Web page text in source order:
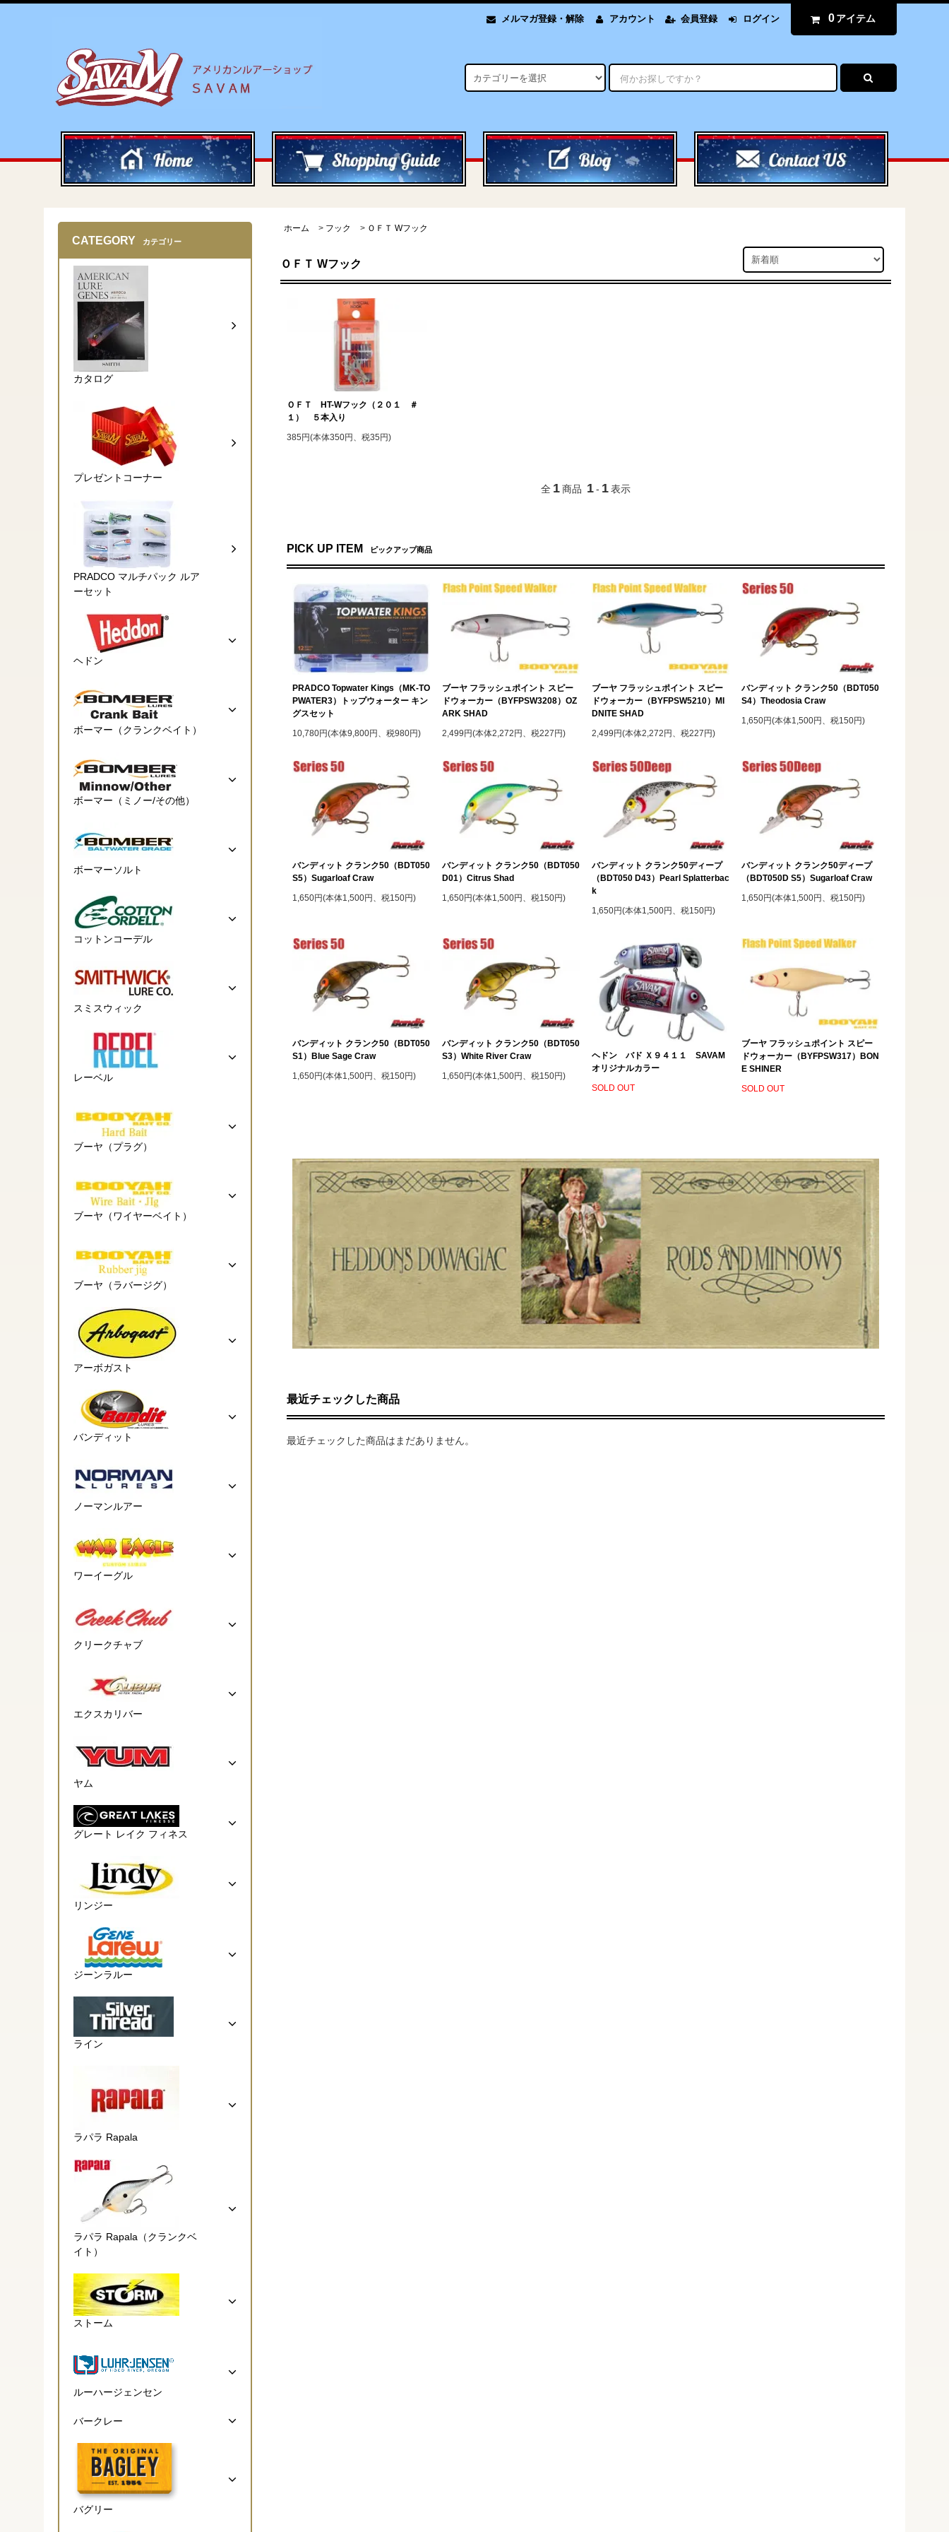
メルマガ登録・解除 アカウント 会員登録 ログイン 0 アイテム
ホーム > フック > ＯＦＴ Wフック
ＯＦＴ Wフック
ＯＦＴ HT-Wフック（２０１ ＃
１） ５本入り
385円(本体350円、税35円)
全 1商品 1- 1表示
PICK UP ITEM ピックアップ商品
PRADCO Topwater Kings（MK-TO
PWATER3）トップウォーター キン
グスセット
10,780円(本体9,800円、税980円)
ブーヤ フラッシュポイント スピー
ドウォーカー（BYFPSW3208）OZ
ARK SHAD
2,499円(本体2,272円、税227円)
ブーヤ フラッシュポイント スピー
ドウォーカー（BYFPSW5210）MI
DNITE SHAD
2,499円(本体2,272円、税227円)
バンディット クランク50（BDT050
S4）Theodosia Craw
1,650円(本体1,500円、税150円)
バンディット クランク50（BDT050
S5）Sugarloaf Craw
1,650円(本体1,500円、税150円)
バンディット クランク50（BDT050
D01）Citrus Shad
1,650円(本体1,500円、税150円)
バンディット クランク50ディープ
（BDT050 D43）Pearl Splatterbac
k
1,650円(本体1,500円、税150円)
バンディット クランク50ディープ
（BDT050D S5）Sugarloaf Craw
1,650円(本体1,500円、税150円)
バンディット クランク50（BDT050
S1）Blue Sage Craw
1,650円(本体1,500円、税150円)
バンディット クランク50（BDT050
S3）White River Craw
1,650円(本体1,500円、税150円)
ヘドン バド Ｘ９４１１ SAVAM
オリジナルカラー
SOLD OUT
ブーヤ フラッシュポイント スピー
ドウォーカー（BYFPSW317）BON
E SHINER
SOLD OUT
最近チェックした商品
最近チェックした商品はまだありません。
CATEGORY カテゴリー
カタログ
プレゼントコーナー
PRADCO マルチパック ルア
ーセット
ヘドン
ボーマー（クランクベイト）
ボーマー（ミノー/その他）
ボーマーソルト
コットンコーデル
スミスウィック
レーベル
ブーヤ（プラグ）
ブーヤ（ワイヤーベイト）
ブーヤ（ラバージグ）
アーボガスト
バンディット
ノーマンルアー
ワーイーグル
クリークチャブ
エクスカリバー
ヤム
グレート レイク フィネス
リンジー
ジーンラルー
ライン
ラパラ Rapala
ラパラ Rapala（クランクベ
イト）
ストーム
ルーハージェンセン
バークレー
バグリー